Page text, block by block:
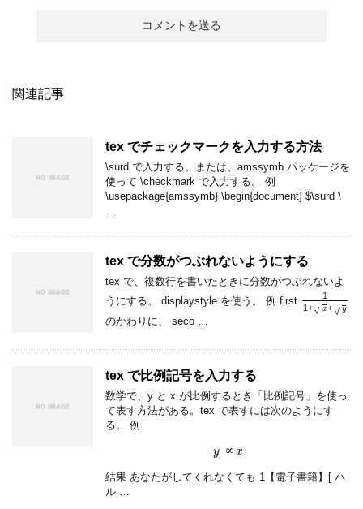
関連記事
tex でチェックマークを入力する方法
\surd で入力する。または、amssymb パッケージを
使って \checkmark で入力する。 例
\usepackage{amssymb} \begin{document} $\surd \
…
tex で分数がつぶれないようにする
tex で、複数行を書いたときに分数がつぶれないよ
うにする。 displaystyle を使う。 例 first
x
のかわりに、 seco …
tex で比例記号を入力する
数学で、y と x が比例するとき「比例記号」を使っ
て表す方法がある。tex で表すには次のようにす
る。 例
y ∝ x
結果 あなたがしてくれなくても 1【電子書籍】[ ハ
ル …